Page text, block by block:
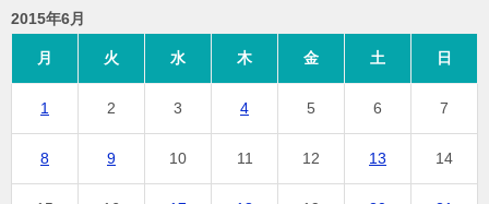
2015年6月
月 火 水 木 金 土 日
1 2 3 4 5 6 7
8 9 10 11 12 13 14